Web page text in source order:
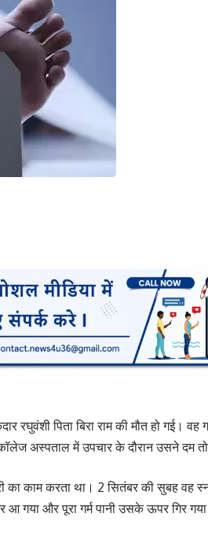
रघुवंशी पिता बिरा राम की मौत हो गई।
अस्पताल में उपचार के दौरान उसने दम
का काम करता था। 2 सितंबर की सुबह वह
आ गया और पूरा गर्म पानी उसके ऊपर गिर